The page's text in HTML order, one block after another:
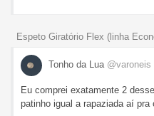
Espeto Giratório Flex (linha
Tonho da Lua @varoneis
Eu comprei exatamente 2
patinho igual a rapaziada aí pra